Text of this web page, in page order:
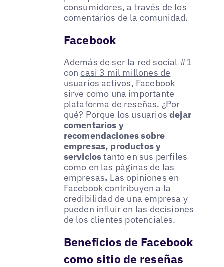
consumidores, a través de los
comentarios de la comunidad.
Facebook
Además de ser la red social #1
concasi 3 mil millones de
usuarios activos, Facebook
sirve como una importante
plataforma de reseñas. ¿Por
qué? Porque los usuariosdejar
comentarios y
recomendaciones sobre
empresas, productos y
serviciostanto en sus perfiles
como en las páginas de las
empresas. Las opiniones en
Facebook contribuyen a la
credibilidad de una empresa y
pueden influir en las decisiones
de los clientes potenciales.
Beneficios de Facebook
como sitio de reseñas